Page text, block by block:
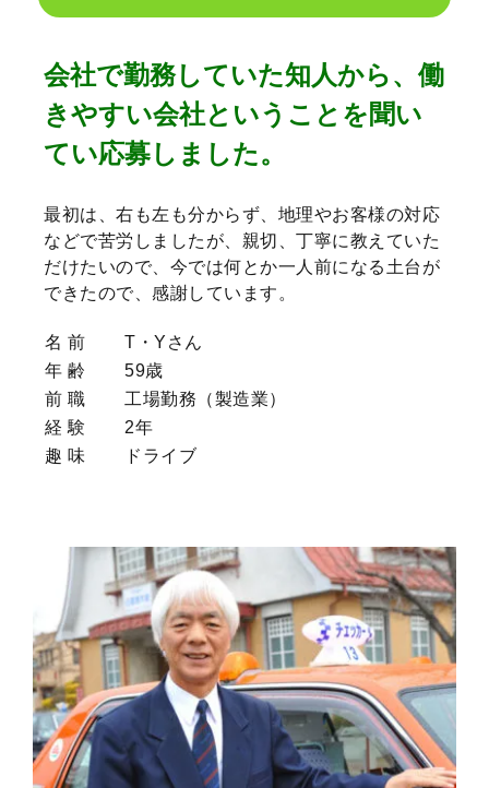
会社で勤務していた知人から、働
きやすい会社ということを聞い
てい応募しました。
最初は、右も左も分からず、地理やお客様の対応
などで苦労しましたが、親切、丁寧に教えていた
だけたいので、今では何とか一人前になる土台が
できたので、感謝しています。
名 前
T・Yさん
年 齢
59歳
前 職
工場勤務（製造業）
経 験
2年
趣 味
ドライブ